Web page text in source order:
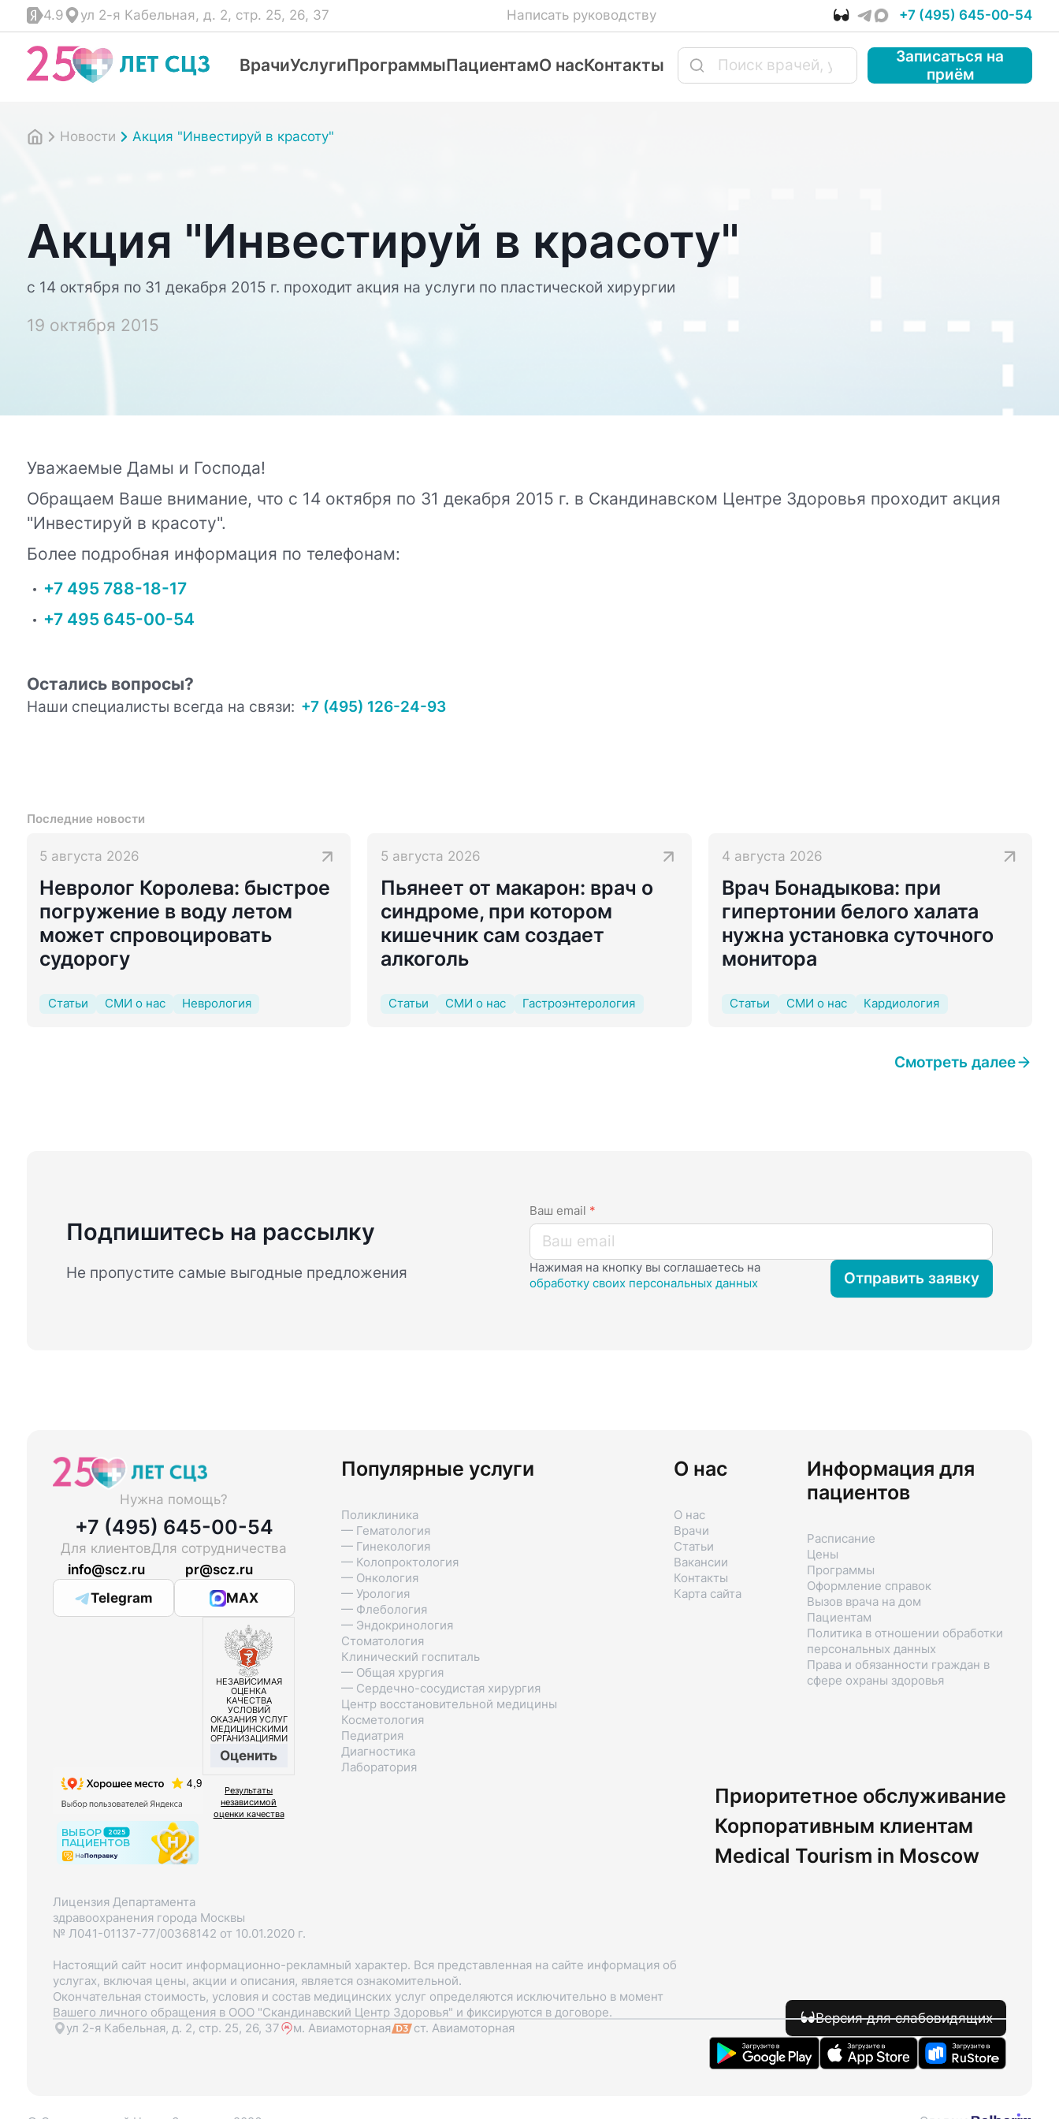
4.9 ул 2-я Кабельная, д. 2, стр. 25, 26, 37 Написать руководству +7 (495) 645-00-54
ВрачиУслугиПрограммыПациентамО насКонтакты Записаться на
приём
Новости Акция "Инвестируй в красоту"
Акция "Инвестируй в красоту"
с 14 октября по 31 декабря 2015 г. проходит акция на услуги по пластической хирургии
19 октября 2015
Уважаемые Дамы и Господа!
Обращаем Ваше внимание, что с 14 октября по 31 декабря 2015 г. в Скандинавском Центре Здоровья проходит акция
"Инвестируй в красоту".
Более подробная информация по телефонам:
+7 495 788-18-17
+7 495 645-00-54
Остались вопросы?
Наши специалисты всегда на связи: +7 (495) 126-24-93
Последние новости
5 августа 2026
Невролог Королева: быстрое
погружение в воду летом
может спровоцировать
судорогу
Статьи СМИ о нас Неврология
5 августа 2026
Пьянеет от макарон: врач о
синдроме, при котором
кишечник сам создает
алкоголь
Статьи СМИ о нас Гастроэнтерология
4 августа 2026
Врач Бонадыкова: при
гипертонии белого халата
нужна установка суточного
монитора
Статьи СМИ о нас Кардиология
Смотреть далее
Подпишитесь на рассылку
Не пропустите самые выгодные предложения
Ваш email *
Нажимая на кнопку вы соглашаетесь на
обработку своих персональных данных
Отправить заявку
Нужна помощь?
+7 (495) 645-00-54
Для клиентов
info@scz.ru
Для сотрудничества
pr@scz.ru
Telegram
MAX
НЕЗАВИСИМАЯ
ОЦЕНКА
КАЧЕСТВА
УСЛОВИЙ
ОКАЗАНИЯ УСЛУГ
МЕДИЦИНСКИМИ
ОРГАНИЗАЦИЯМИ
Оценить
Результаты
независимой
оценки качества
Популярные услуги
Поликлиника
— Гематология
— Гинекология
— Колопроктология
— Онкология
— Урология
— Флебология
— Эндокринология
Стоматология
Клинический госпиталь
— Общая хрургия
— Сердечно-сосудистая хирургия
Центр восстановительной медицины
Косметология
Педиатрия
Диагностика
Лаборатория
О нас
О нас
Врачи
Статьи
Вакансии
Контакты
Карта сайта
Информация для
пациентов
Расписание
Цены
Программы
Оформление справок
Вызов врача на дом
Пациентам
Политика в отношении обработки
персональных данных
Права и обязанности граждан в
сфере охраны здоровья
Приоритетное обслуживание
Корпоративным клиентам
Medical Tourism in Moscow
Лицензия Департамента
здравоохранения города Москвы
№ Л041-01137-77/00368142 от 10.01.2020 г.
Настоящий сайт носит информационно-рекламный характер. Вся представленная на сайте информация об
услугах, включая цены, акции и описания, является ознакомительной.
Окончательная стоимость, условия и состав медицинских услуг определяются исключительно в момент
Вашего личного обращения в ООО "Скандинавский Центр Здоровья" и фиксируются в договоре.
ул 2-я Кабельная, д. 2, стр. 25, 26, 37
м. Авиамоторная ст. Авиамоторная
Версия для слабовидящих